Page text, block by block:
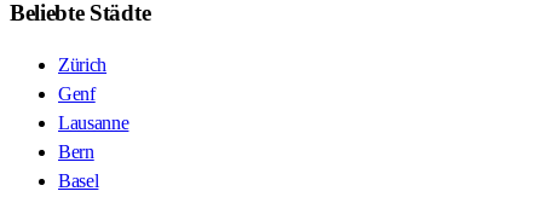
Beliebte Städte
Zürich
Genf
Lausanne
Bern
Basel